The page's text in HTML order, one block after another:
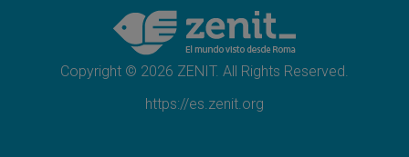
Santa María la Mayor, Makrickas: La gracia
de Dios desciende sobre el mundo
Copyright © 2026 ZENIT. All Rights Reserved.
https://es.zenit.org